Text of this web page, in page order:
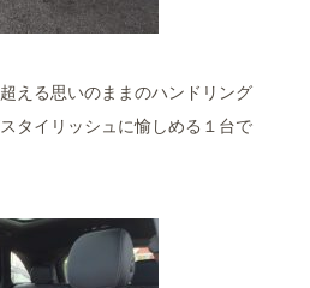
える思いのままのハンドリング
タイリッシュに愉しめる１台で